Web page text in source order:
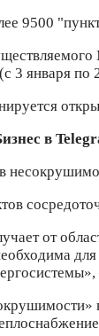
3 января
в
от